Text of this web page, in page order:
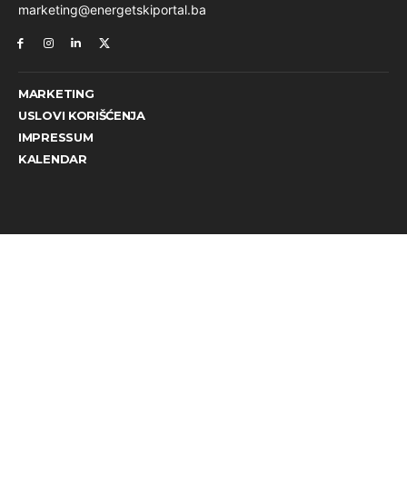
marketing@energetskiportal.ba
MARKETING
USLOVI KORIŠĆENJA
IMPRESSUM
KALENDAR